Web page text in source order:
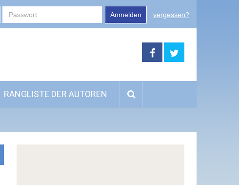
Anmelden vergessen?
RANGLISTE DER AUTOREN